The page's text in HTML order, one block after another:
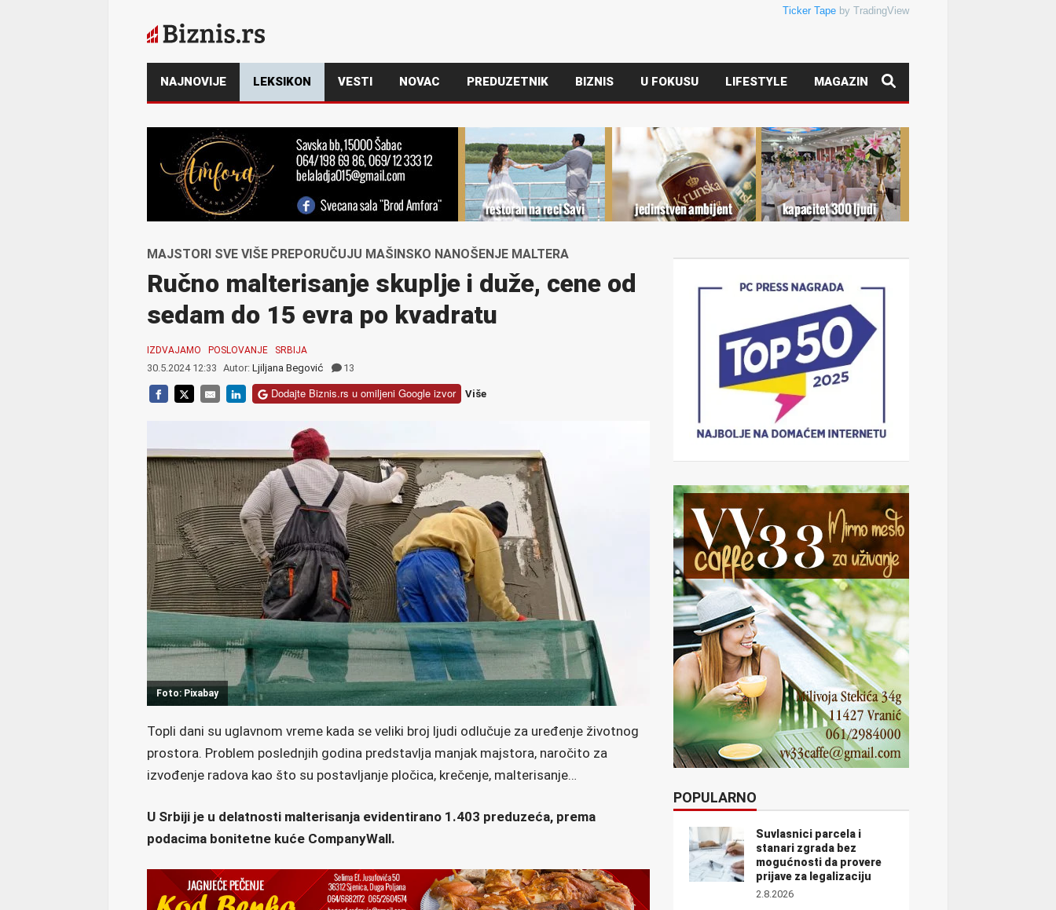
Ticker Tape by TradingView
NAJNOVIJE LEKSIKON VESTI NOVAC PREDUZETNIK BIZNIS U FOKUSU LIFESTYLE MAGAZIN
MAJSTORI SVE VIŠE PREPORUČUJU MAŠINSKO NANOŠENJE MALTERA
Ručno malterisanje skuplje i duže, cene od
sedam do 15 evra po kvadratu
IZDVAJAMO POSLOVANJE SRBIJA
30.5.2024 12:33 Autor: Ljiljana Begović 13
Dodajte Biznis.rs u omiljeni Google izvor Više
Foto: Pixabay
Topli dani su uglavnom vreme kada se veliki broj ljudi odlučuje za uređenje životnog
prostora. Problem poslednjih godina predstavlja manjak majstora, naročito za
izvođenje radova kao što su postavljanje pločica, krečenje, malterisanje…
U Srbiji je u delatnosti malterisanja evidentirano 1.403 preduzeća, prema
podacima bonitetne kuće CompanyWall.
POPULARNO
Suvlasnici parcela i
stanari zgrada bez
mogućnosti da provere
prijave za legalizaciju
2.8.2026